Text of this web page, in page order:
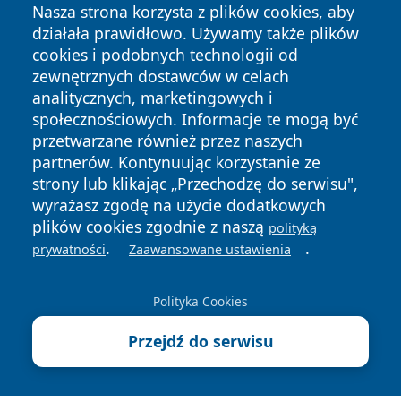
Nasza strona korzysta z plików cookies, aby
działała prawidłowo. Używamy także plików
cookies i podobnych technologii od
zewnętrznych dostawców w celach
analitycznych, marketingowych i
społecznościowych. Informacje te mogą być
przetwarzane również przez naszych
partnerów. Kontynuując korzystanie ze
strony lub klikając „Przechodzę do serwisu",
wyrażasz zgodę na użycie dodatkowych
plików cookies zgodnie z naszą polityką
prywatności. Zaawansowane ustawienia .
Polityka Cookies
Przejdź do serwisu
Copyright © 2026 oswieciminfo.pl Wszystkie prawa
zastrzeżone.
News Autorzy
Polityka
Prywatności
Polityka
Cookies